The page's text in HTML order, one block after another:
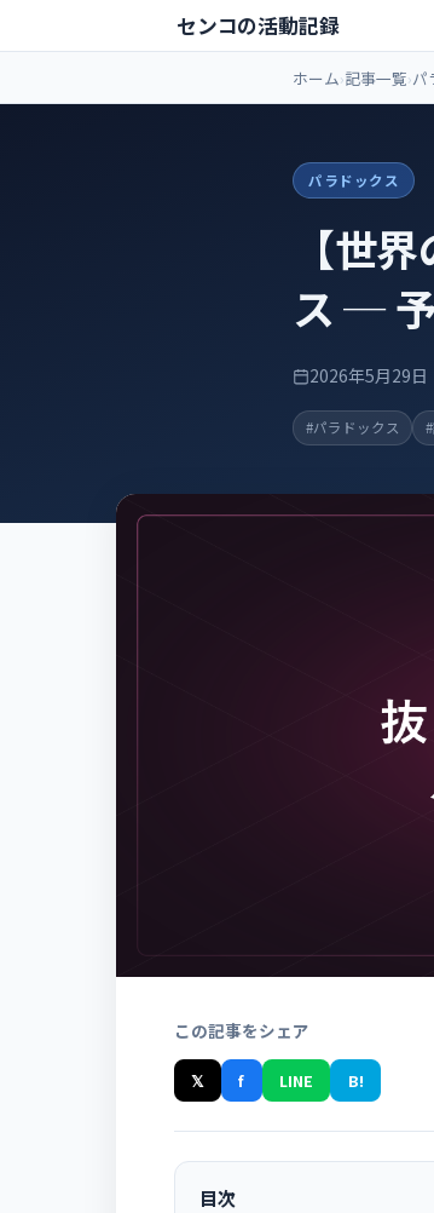
センコの活動記録
ホーム 記事一覧 パ
パラドックス
【世
ス ─
2026年5月29日
#パラドックス
この記事をシェア
𝕏 f LINE B!
目次